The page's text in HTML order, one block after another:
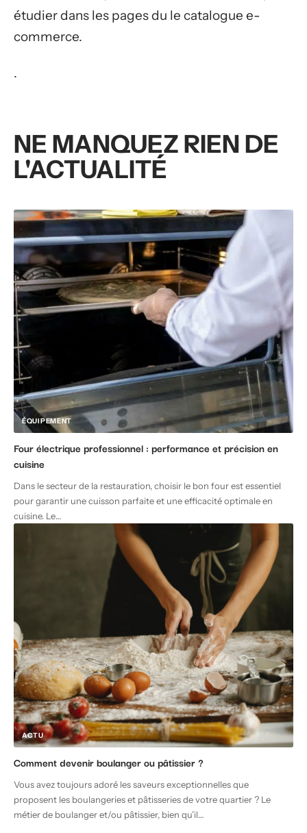
étudier dans les pages du le catalogue e-
commerce.
.
NE MANQUEZ RIEN DE
L'ACTUALITÉ
ÉQUIPEMENT
Four électrique professionnel : performance et précision en
cuisine
Dans le secteur de la restauration, choisir le bon four est essentiel
pour garantir une cuisson parfaite et une efficacité optimale en
cuisine. Le…
ACTU
Comment devenir boulanger ou pâtissier ?
Vous avez toujours adoré les saveurs exceptionnelles que
proposent les boulangeries et pâtisseries de votre quartier ? Le
métier de boulanger et/ou pâtissier, bien qu’il…